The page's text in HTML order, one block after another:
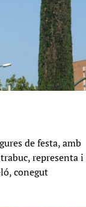
de festa, amb
representa i
conegut